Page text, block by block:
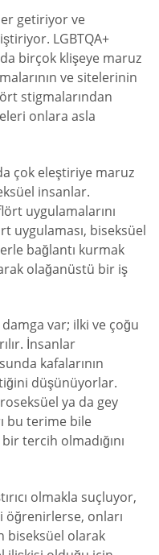
getiriyor ve
LGBTQA+
birçok klişeye maruz
ve sitelerinin
stigmalarından
onlara asla
çok eleştiriye maruz
insanlar.
uygulamalarını
uygulaması, biseksüel
bağlantı kurmak
olağanüstü bir iş
var; ilki ve çoğu
İnsanlar
kafalarının
düşünüyorlar.
ya da gey
bu terime bile
tercih olmadığını
olmakla suçluyor,
öğrenirlerse, onları
biseksüel olarak